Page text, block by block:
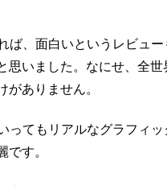
ば、面白いというレビュ
思いました。なにせ、全
ありません。
ってもリアルなグラフィ
です。